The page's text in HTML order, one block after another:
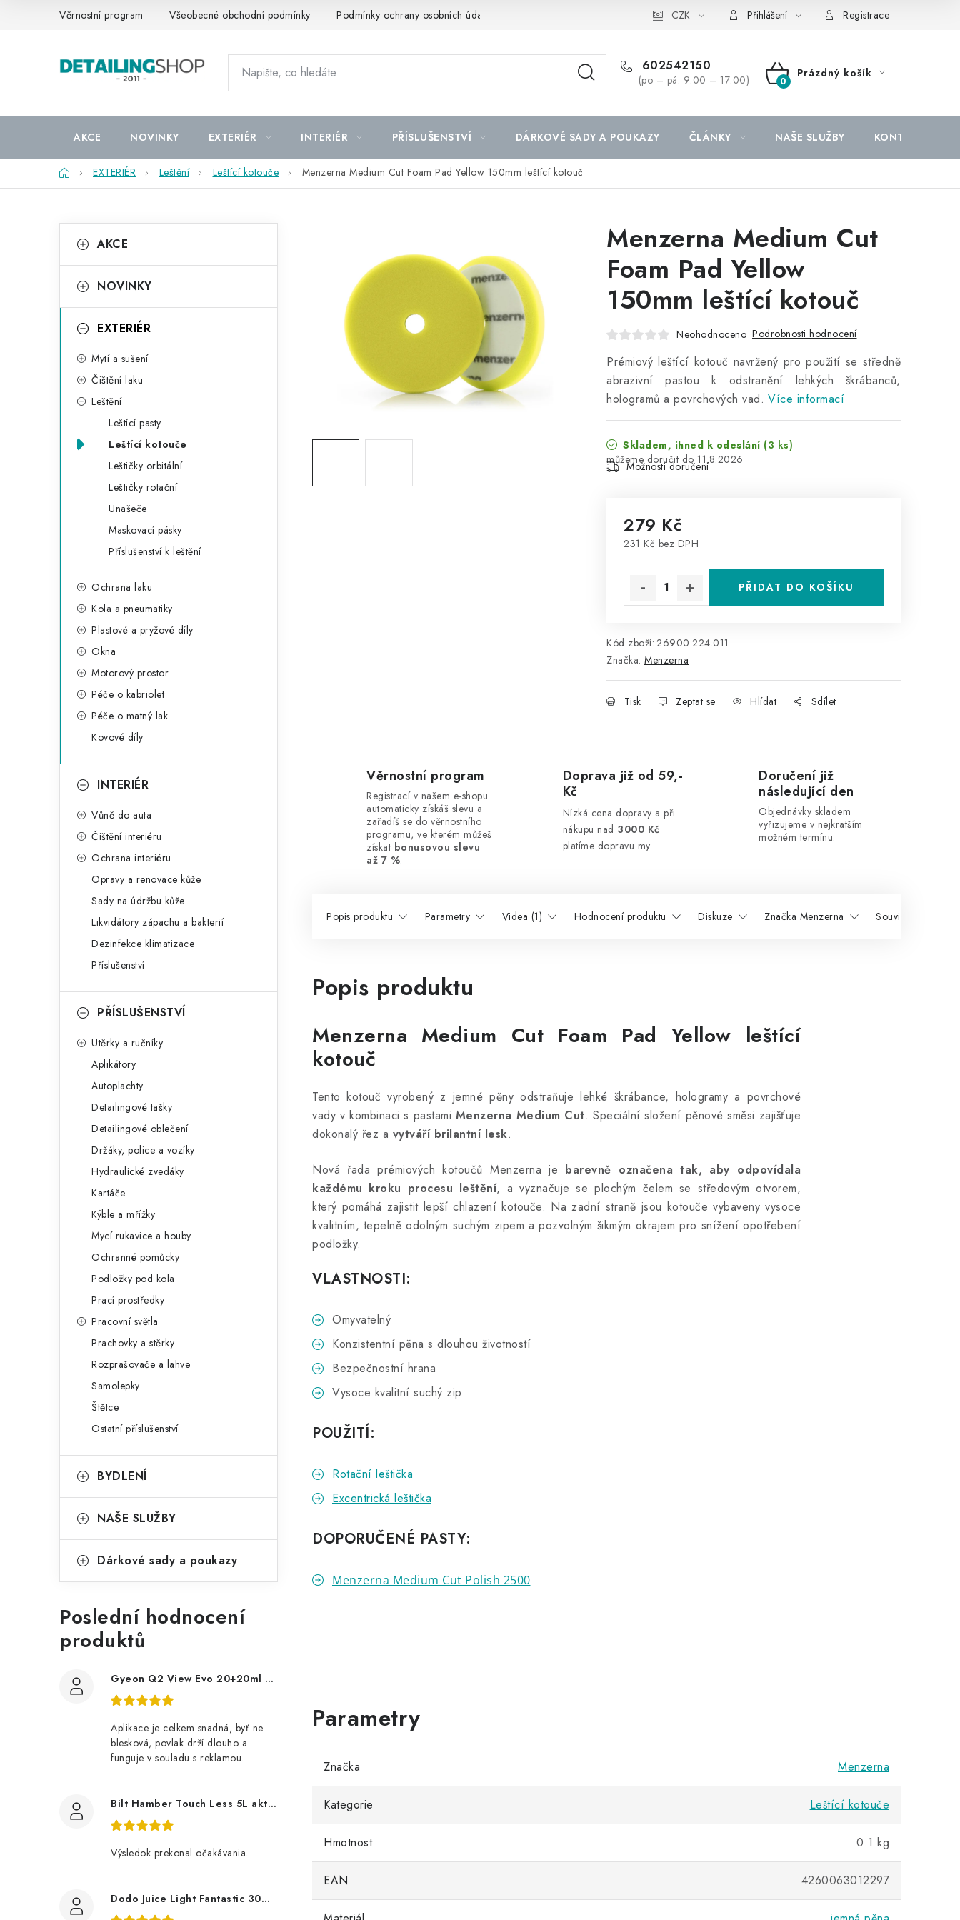
Věrnostní program Všeobecné obchodní podmínky Podmínky ochrany osobních údajů CZK Přihlášení Registrace
602542150
(po – pá: 9:00 – 17:00)
NÁKUPNÍ
Prázdný košík
AKCE NOVINKY EXTERIÉR INTERIÉR PŘÍSLUŠENSTVÍ DÁRKOVÉ SADY A POUKAZY ČLÁNKY NAŠE SLUŽBY KONTAKTY
DomůEXTERIÉR Leštění Leštící kotouče Menzerna Medium Cut Foam Pad Yellow 150mm leštící kotouč
o
t
kategorie
a
e
AKCE
NOVINKY
EXTERIÉR
Mytí a sušení
Čištění laku
Leštění
Leštící pasty
Leštící kotouče
Leštičky orbitální
Leštičky rotační
Unašeče
Maskovací pásky
Příslušenství k leštění
Ochrana laku
Kola a pneumatiky
Plastové a pryžové díly
Okna
Motorový prostor
Péče o kabriolet
Péče o matný lak
Kovové díly
INTERIÉR
Vůně do auta
Čištění interiéru
Ochrana interiéru
Opravy a renovace kůže
Sady na údržbu kůže
Likvidátory zápachu a bakterií
Dezinfekce klimatizace
Příslušenství
PŘÍSLUŠENSTVÍ
Utěrky a ručníky
Aplikátory
Autoplachty
Detailingové tašky
Detailingové oblečení
Držáky, police a vozíky
Hydraulické zvedáky
Kartáče
Kýble a mřížky
Mycí rukavice a houby
Ochranné pomůcky
Podložky pod kola
Prací prostředky
Pracovní světla
Prachovky a stěrky
Rozprašovače a lahve
Samolepky
Štětce
Ostatní příslušenství
BYDLENÍ
NAŠE SLUŽBY
Dárkové sady a poukazy
Poslední hodnocení
produktů
Gyeon Q2 View Evo 20+20ml nanopovlak na okna
Aplikace je celkem snadná, byť ne
blesková, povlak drží dlouho a
funguje v souladu s reklamou.
Bilt Hamber Touch Less 5L aktivní pěna
Výsledok prekonal očakávania.
Dodo Juice Light Fantastic 30ml měkký vosk
Menzerna Medium Cut
Foam Pad Yellow
150mm leštící kotouč
Neohodnoceno Podrobnosti hodnocení
Prémiový leštící kotouč navržený pro použití se středně
abrazivní pastou k odstranění lehkých škrábanců,
hologramů a povrchových vad. Více informací
Skladem, ihned k odeslání (3 ks)
11.8.2026
Možnosti doručení
279 Kč
231 Kč bez DPH
PŘIDAT DO KOŠÍKU
Kód zboží: 26900.224.011
Značka: Menzerna
Tisk Zeptat se Hlídat Sdílet
Věrnostní program
Registrací v našem e-shopu
automaticky získáš slevu a
zařadíš se do věrnostního
programu, ve kterém můžeš
získat bonusovou slevu
až 7 %.
Doprava již od 59,-
Kč
Nízká cena dopravy a při
nákupu nad 3000 Kč
platíme dopravu my.
Doručení již
následující den
Objednávky skladem
vyřizujeme v nejkratším
možném termínu.
Popis produktu Parametry Videa (1) Hodnocení produktu Diskuze Značka Menzerna Související
Popis produktu
Menzerna Medium Cut Foam Pad Yellow leštící
kotouč
Tento kotouč vyrobený z jemné pěny odstraňuje lehké škrábance, hologramy a povrchové
vady v kombinaci s pastami Menzerna Medium Cut. Speciální složení pěnové směsi zajišťuje
dokonalý řez a vytváří brilantní lesk.
Nová řada prémiových kotoučů Menzerna je barevně označena tak, aby odpovídala
každému kroku procesu leštění, a vyznačuje se plochým čelem se středovým otvorem,
který pomáhá zajistit lepší chlazení kotouče. Na zadní straně jsou kotouče vybaveny vysoce
kvalitním, tepelně odolným suchým zipem a pozvolným šikmým okrajem pro snížení opotřebení
podložky.
VLASTNOSTI:
Omyvatelný
Konzistentní pěna s dlouhou životností
Bezpečnostní hrana
Vysoce kvalitní suchý zip
POUŽITÍ:
Rotační leštička
Excentrická leštička
DOPORUČENÉ PASTY:
Menzerna Medium Cut Polish 2500
Značka Menzerna
Kategorie Leštící kotouče
Hmotnost 0.1 kg
EAN 4260063012297